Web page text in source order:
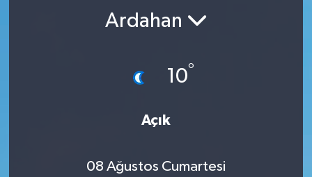
Ardahan
10°
Açık
08 Ağustos Cumartesi
Özel Haber